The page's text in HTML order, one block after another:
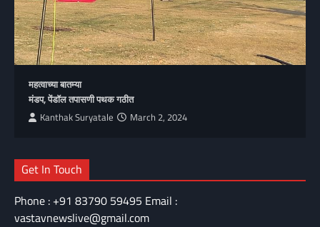
महत्वाच्या बातम्या
मंडप, पेंडॉल तपासणी पथक गठीत
Kanthak Suryatale March 2, 2024
Get In Touch
Phone : +91 83790 59495 Email :
vastavnewslive@gmail.com